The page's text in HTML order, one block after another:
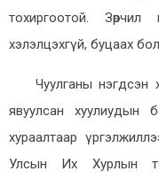
тохиргоотой. Зөрчил
хэлэлцэхгүй, буцаах
Чуулганы нэгдсэн
явуулсан хуулиудын
хураалтаар
Улсын Их Хурлын